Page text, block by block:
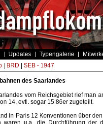
Updates Typengalerie
| BRD SEB - 1947
des Saarlandes
vom Reichsgebiet rief man
14, evtl. sogar 15 86er zugeteilt.
in Paris 12 Konventionen über
u.a. die Durchführung der